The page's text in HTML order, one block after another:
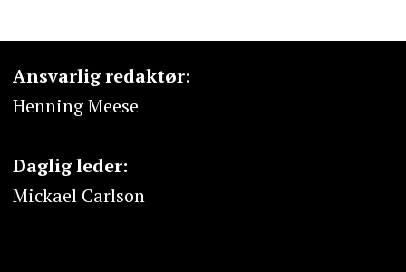
Ansvarlig redaktør:
Henning Meese
Daglig leder:
Mickael Carlson